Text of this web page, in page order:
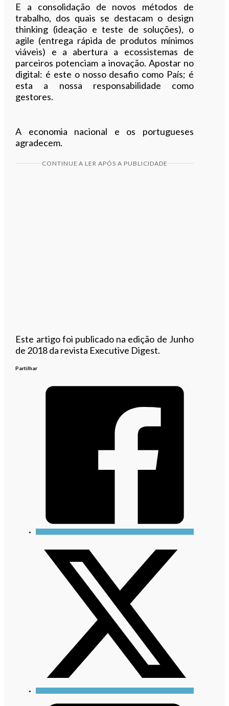
E a consolidação de novos métodos de
trabalho, dos quais se destacam o design
thinking (ideação e teste de soluções), o
agile (entrega rápida de produtos mínimos
viáveis) e a abertura a ecossistemas de
parceiros potenciam a inovação. Apostar no
digital: é este o nosso desafio como País; é
esta a nossa responsabilidade como
gestores.
A economia nacional e os portugueses
agradecem.
CONTINUE A LER APÓS A PUBLICIDADE
Este artigo foi publicado na edição de Junho
de 2018 da revista Executive Digest.
Partilhar